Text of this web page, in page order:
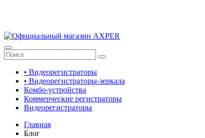
• Видеорегистраторы
• Видеорегистраторы-зеркала
Комбо-устройства
Коммерческие регистраторы
Видеорегистраторы
Главная
Блог